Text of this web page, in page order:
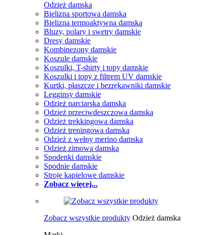
Odzież damska
Bielizna sportowa damska
Bielizna termoaktywna damska
Bluzy, polary i swetry damskie
Dresy damskie
Kombinezony damskie
Koszule damskie
Koszulki, T-shirty i topy damskie
Koszulki i topy z filtrem UV damskie
Kurtki, płaszcze i bezrękawniki damskie
Legginsy damskie
Odzież narciarska damska
Odzież przeciwdeszczowa damska
Odzież trekkingowa damska
Odzież treningowa damska
Odzież z wełny merino damska
Odzież zimowa damska
Spodenki damskie
Spodnie damskie
Stroje kąpielowe damskie
Zobacz więcej...
Zobacz wszystkie produkty Odzież damska